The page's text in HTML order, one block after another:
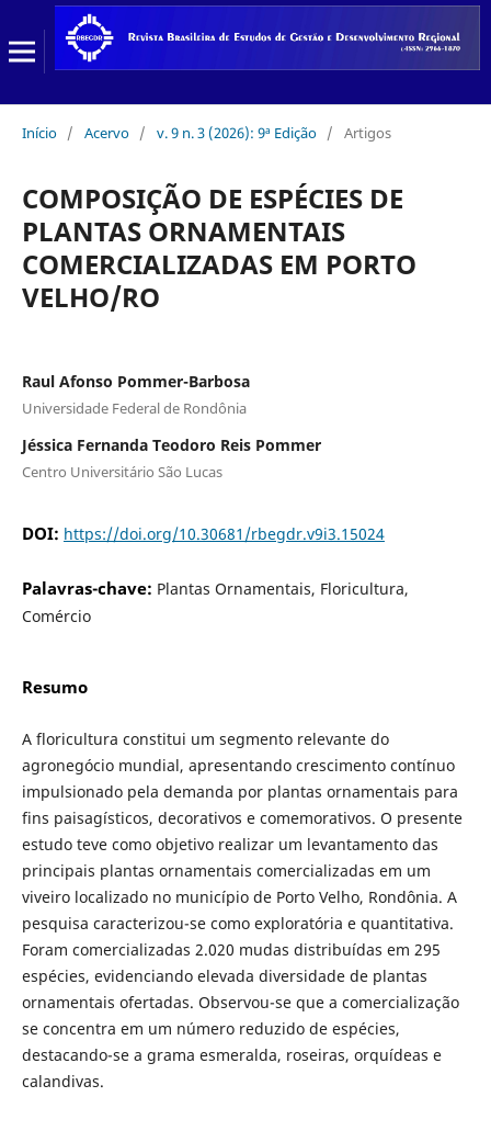
Início / Acervo / v. 9 n. 3 (2026): 9ª Edição / Artigos
COMPOSIÇÃO DE ESPÉCIES DE
PLANTAS ORNAMENTAIS
COMERCIALIZADAS EM PORTO
VELHO/RO
Raul Afonso Pommer-Barbosa
Universidade Federal de Rondônia
Jéssica Fernanda Teodoro Reis Pommer
Centro Universitário São Lucas
DOI: https://doi.org/10.30681/rbegdr.v9i3.15024
Palavras-chave: Plantas Ornamentais, Floricultura,
Comércio
Resumo
A floricultura constitui um segmento relevante do
agronegócio mundial, apresentando crescimento contínuo
impulsionado pela demanda por plantas ornamentais para
fins paisagísticos, decorativos e comemorativos. O presente
estudo teve como objetivo realizar um levantamento das
principais plantas ornamentais comercializadas em um
viveiro localizado no município de Porto Velho, Rondônia. A
pesquisa caracterizou-se como exploratória e quantitativa.
Foram comercializadas 2.020 mudas distribuídas em 295
espécies, evidenciando elevada diversidade de plantas
ornamentais ofertadas. Observou-se que a comercialização
se concentra em um número reduzido de espécies,
destacando-se a grama esmeralda, roseiras, orquídeas e
calandivas.